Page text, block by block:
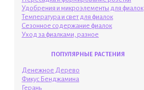
Удобрения и микроэлементы для фиалок
Температура и свет для фиалок
Сезонное содержание фиалок
Уход за фиалками, разное
ПОПУЛЯРНЫЕ РАСТЕНИЯ
Денежное Дерево
Фикус Бенджамина
Герань